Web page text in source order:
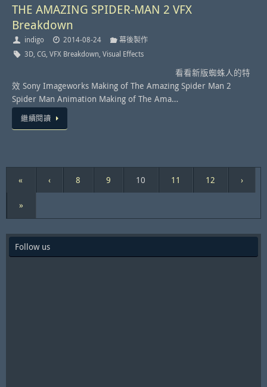
THE AMAZING SPIDER-MAN 2 VFX
Breakdown
indigo 2014-08-24
幕後製作
3D, CG, VFX Breakdown, Visual Effects
看看新版蜘蛛人的特
效 Sony Imageworks Making of The Amazing Spider Man 2
Spider Man Animation Making of The Ama…
繼續閱讀
« ‹ 8 9 10 11 12 ›
»
Follow us